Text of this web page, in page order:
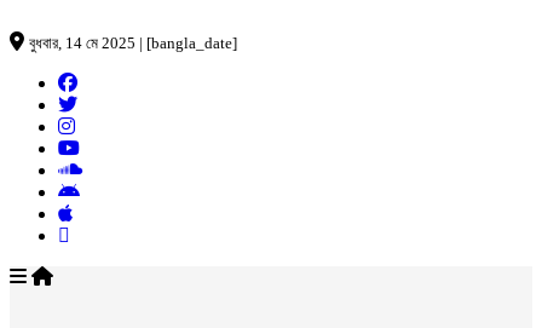
বুধবার, 14 মে 2025 | [bangla_date]